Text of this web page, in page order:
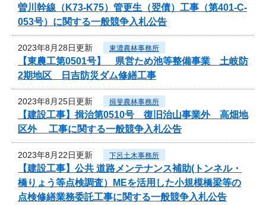
曽川幹線（K73-K75）管更生（翌債）工事（第401-C-
053号）に関する一般競争入札公告
2023年8月28日更新 東濃農林事務所
【東農工第0501号】 県営ため池等整備事業 土岐防
2期地区 日吉防災ダム修繕工事
2023年8月25日更新 揖斐農林事務所
【建設工事】揖治第0510号 復旧治山事業外 高畑地
区外 工事に関する一般競争入札公告
2023年8月22日更新 下呂土木事務所
【建設工事】公共 道路メンテナンス補助(トンネル・
橋りょう等点検調査）MEを活用した小規模橋梁等の
点検修繕業務委託工事に関する一般競争入札公告